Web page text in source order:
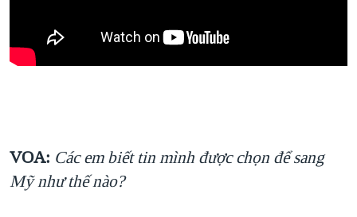
VOA: Các em biết tin mình được chọn để sang
Mỹ như thế nào?